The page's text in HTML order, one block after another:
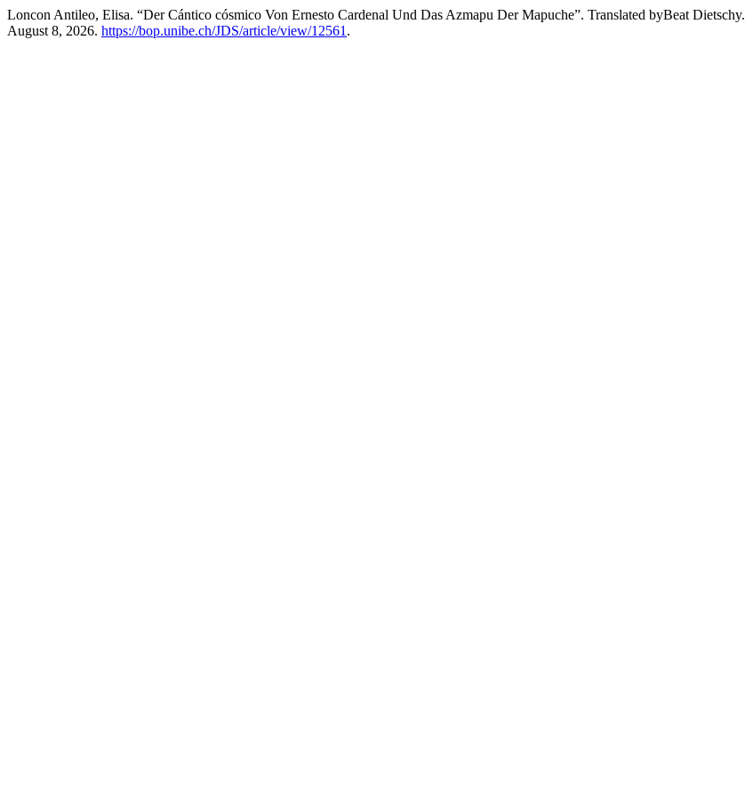
Loncon Antileo, Elisa. “Der Cántico cósmico Von Ernesto Cardenal Und Das Azmapu Der Mapuche”. Translated byBeat Dietschy.
August 8, 2026. https://bop.unibe.ch/JDS/article/view/12561 .